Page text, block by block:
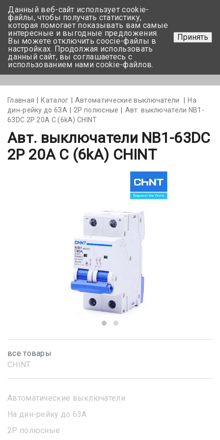
+375 17-350-99-56
+375 44-752-82-08
Задать вопрос
Главная Каталог Автоматические выключатели
На
дин-рейку до 63А
2Р полюсные
Авт. выключатели NB1-
63DC 2P 20A С (6kA) CHINT
Авт. выключатели NB1-63DC
2P 20A С (6kA) CHINT
все товары
CHINT
Автоматические выключатели
На дин-рейку до 63А
2Р полюсные
Данный веб-сайт использует cookie-
файлы, чтобы получать статистику,
которая помогает показывать вам самые
интересные и выгодные предложения.
Вы можете отключить coocie-файлы в
настройках. Продолжая использовать
данный сайт, вы соглашаетесь с
использованием нами cookie-файлов.
Принять